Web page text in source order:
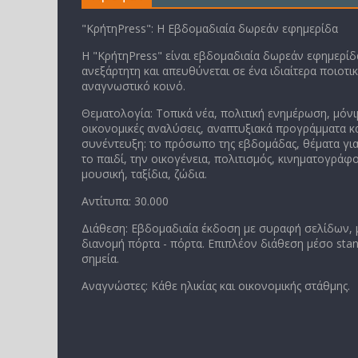
"ΚρήτηPress": Η Εβδομαδιαία δωρεάν εφημερίδα
Η "ΚρήτηPress" είναι εβδομαδιαία δωρεάν
ανεξάρτητη και απευθύνεται σε ένα ιδιαίτερα
αναγνωστικό κοινό.
Θεματολογία: Τοπικά νέα, πολιτική ενημέρωση,
οικονομικές αναλύσεις, αναπτυξιακά προγράμματα
συνέντευξη: το πρόσωπο της εβδομάδας, θέματα
το παιδί, την οικογένεια, πολιτισμός,
μουσική, ταξίδια, ζώδια.
Αντίτυπα: 30.000
Διάθεση: Εβδομαδιαία έκδοση με συραφή σελίδων,
διανομή πόρτα - πόρτα. Επιπλέον διάθεση μέσο
σημεία.
Αναγνώστες: Κάθε ηλικίας και οικονομικής στάθμης.